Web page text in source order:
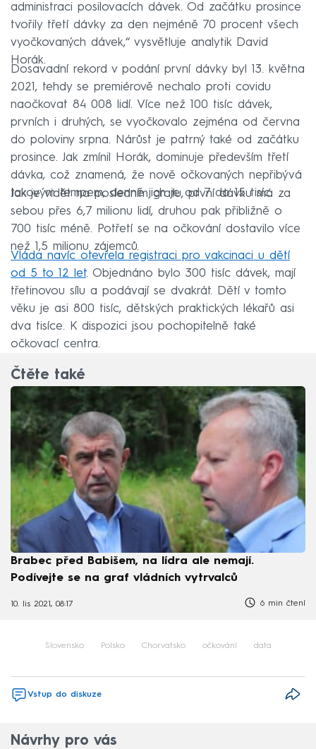
administraci posilovacích dávek. Od začátku prosince
tvořily třetí dávky za den nejméně 70 procent všech
vyočkovaných dávek,“ vysvětluje analytik David
Horák.
Dosavadní rekord v podání první dávky byl 13. května
2021, tehdy se premiérově nechalo proti covidu
naočkovat 84 008 lidí. Více než 100 tisíc dávek,
prvních i druhých, se vyočkovalo zejména od června
do poloviny srpna. Nárůst je patrný také od začátku
prosince. Jak zmínil Horák, dominuje především třetí
dávka, což znamená, že nově očkovaných nepřibývá
takovým tempem, denně jich je od 7 do 15 tisíc.
Jak je vidět na posledním grafu, první dávku má za
sebou přes 6,7 milionu lidí, druhou pak přibližně o
700 tisíc méně. Potřetí se na očkování dostavilo více
než 1,5 milionu zájemců.
Vláda navíc otevřela registraci pro vakcinaci u dětí
od 5 to 12 let. Objednáno bylo 300 tisíc dávek, mají
třetinovou sílu a podávají se dvakrát. Dětí v tomto
věku je asi 800 tisíc, dětských praktických lékařů asi
dva tisíce. K dispozici jsou pochopitelně také
očkovací centra.
Čtěte také
Brabec před Babišem, na lídra ale nemají.
Podívejte se na graf vládních vytrvalců
10. lis 2021, 08:17 6 min čtení
Slovensko Polsko Chorvatsko očkování data
Vstup do diskuze
Návrhy pro vás